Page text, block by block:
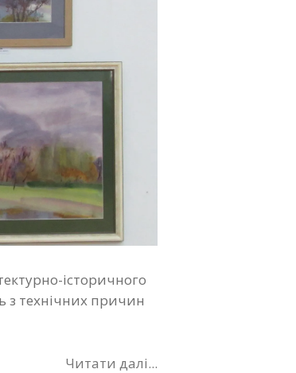
історичного
з технічних причин
Читати далі...